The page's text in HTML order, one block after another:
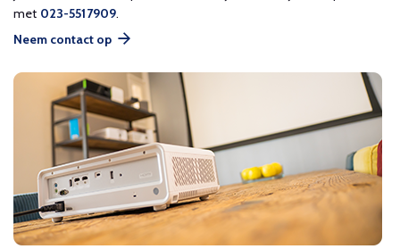
met 023-5517909.
Neem contact op